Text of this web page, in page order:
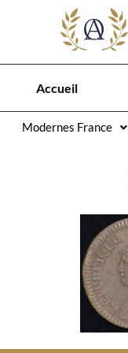
Accueil
Modernes France